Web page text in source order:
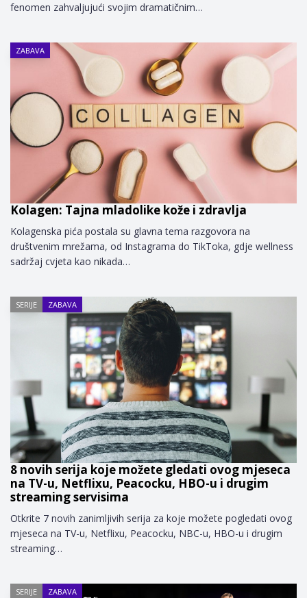
fenomen zahvaljujući svojim dramatičnim…
ZABAVA
Kolagen: Tajna mladolike kože i zdravlja
Kolagenska pića postala su glavna tema razgovora na
društvenim mrežama, od Instagrama do TikToka, gdje wellness
sadržaj cvjeta kao nikada…
SERIJE ZABAVA
8 novih serija koje možete gledati ovog mjeseca
na TV-u, Netflixu, Peacocku, HBO-u i drugim
streaming servisima
Otkrite 7 novih zanimljivih serija za koje možete pogledati ovog
mjeseca na TV-u, Netflixu, Peacocku, NBC-u, HBO-u i drugim
streaming…
SERIJE ZABAVA